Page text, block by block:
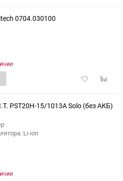
0704.030100
Добавить
PST20H-15/1013A Solo (без АКБ)
Li-ion